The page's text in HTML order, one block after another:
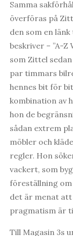
Samma
överföras på
den som en
beskriver – ”A-
som Zittel
par timmars
hennes bit för
kombination av
hon de
sådan extrem
möbler och
regler. Hon
vackert, som
föreställning
det är menat att
pragmatism är
Till Magasin 3s